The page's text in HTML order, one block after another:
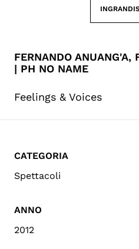
FERNANDO ANUANG'A,
| PH NO NAME
Feelings & Voices
CATEGORIA
Spettacoli
ANNO
2012